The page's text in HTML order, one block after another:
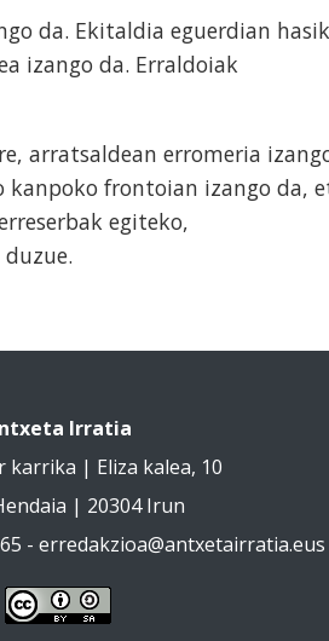
da. Ekitaldia eguerdian
izango da. Erraldoiak
arratsaldean erromeria
kanpoko frontoian izango da,
egiteko,
Irratia
karrika | Eliza kalea, 10
| 20304 Irun
- erredakzioa@antxetairratia.eus